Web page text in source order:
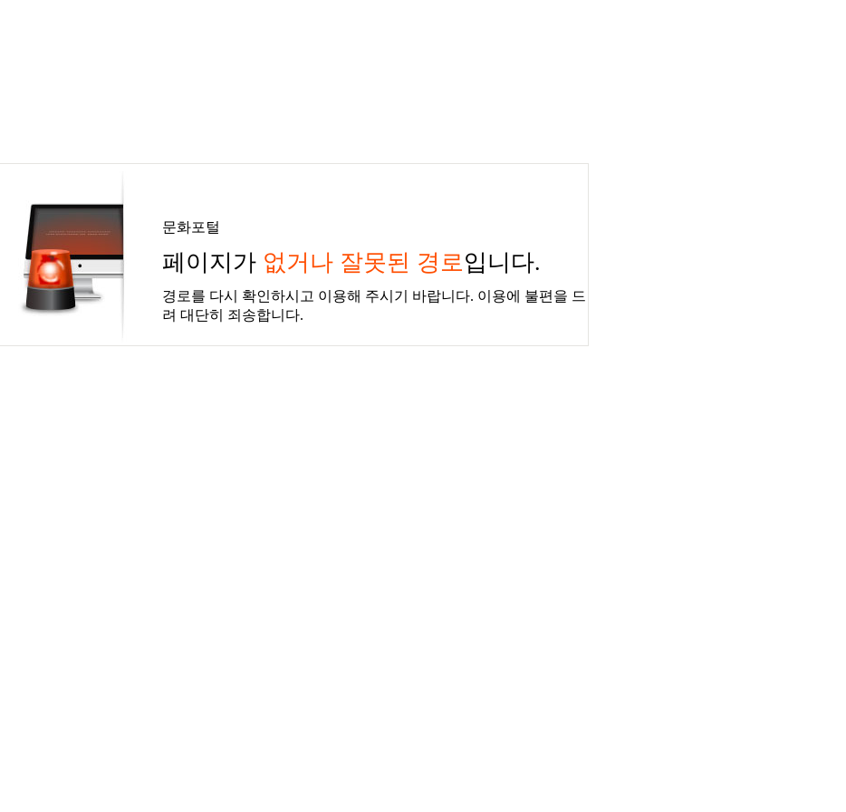
문화포털
페이지가 없거나 잘못된 경로입니다.
경로를 다시 확인하시고 이용해 주시기 바랍니다. 이용에 불편을 드
려 대단히 죄송합니다.